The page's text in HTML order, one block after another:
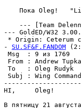
Пока Oleg!
--- [Team
--- GoldED/W32
* Origin: Ceterum
- SU.SF&F.FANDOM
From : Andrew
To   : Oleg
Subj : Wing
HI,     Oleg!